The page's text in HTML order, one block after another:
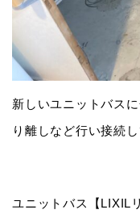
新しいユニットバス
り離しなど行い接続し
ユニットバス【LIXIL